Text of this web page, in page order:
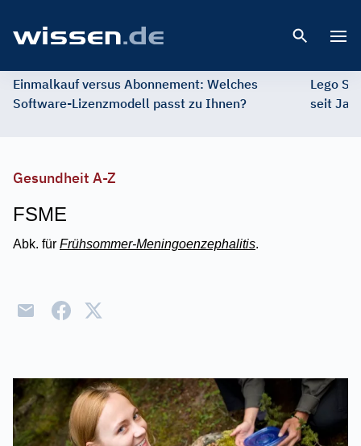
Einmalkauf versus Abonnement: Welches
Software-Lizenzmodell passt zu Ihnen?
Lego
seit
Gesundheit A-Z
FSME
Abk. für Frühsommer-Meningoenzephalitis.